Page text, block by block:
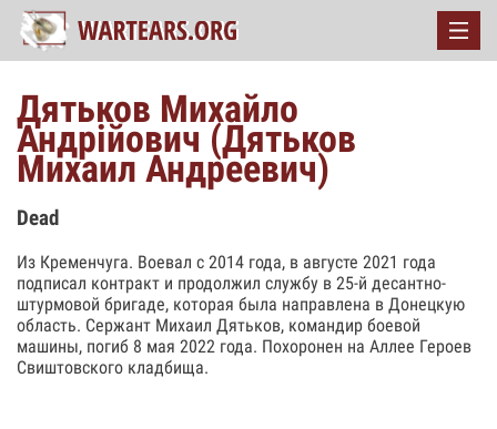
Дятьков Михайло
Андрійович (Дятьков
Михаил Андреевич)
Dead
Из Кременчуга. Воевал с 2014 года, в августе 2021 года
подписал контракт и продолжил службу в 25-й десантно-
штурмовой бригаде, которая была направлена ​​в Донецкую
область. Сержант Михаил Дятьков, командир боевой
машины, погиб 8 мая 2022 года. Похоронен на Аллее Героев
Свиштовского кладбища.